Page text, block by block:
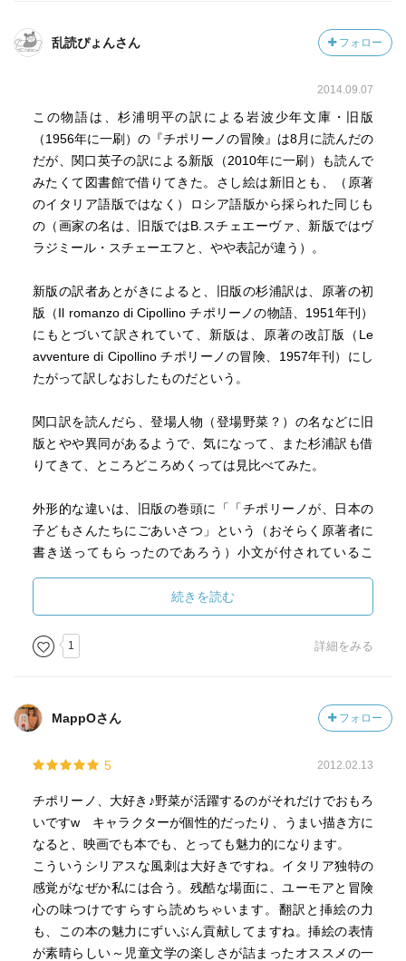
乱読ぴょんさん フォロー
2014.09.07
この物語は、杉浦明平の訳による岩波少年文庫・旧版
（1956年に一刷）の『チポリーノの冒険』は8月に読んだの
だが、関口英子の訳による新版（2010年に一刷）も読んで
みたくて図書館で借りてきた。さし絵は新旧とも、（原著
のイタリア語版ではなく）ロシア語版から採られた同じも
の（画家の名は、旧版ではB.スチェエーヴァ、新版ではヴ
ラジミール・スチェーエフと、やや表記が違う）。
新版の訳者あとがきによると、旧版の杉浦訳は、原著の初
版（Il romanzo di Cipollino チポリーノの物語、1951年刊）
にもとづいて訳されていて、新版は、原著の改訂版（Le
avventure di Cipollino チポリーノの冒険、1957年刊）にし
たがって訳しなおしたものだという。
関口訳を読んだら、登場人物（登場野菜？）の名などに旧
版とやや異同があるようで、気になって、また杉浦訳も借
りてきて、ところどころめくっては見比べてみた。
外形的な違いは、旧版の巻頭に「「チポリーノが、日本の
子どもさんたちにごあいさつ」という（おそらく原著者に
書き送ってもらったのであろう）小文が付されているこ
のが、新版ではエピローグではなく30章になっているこ
と、旧版には、「三人のうた」と「チポリーノのうた（楽
譜）」が付いていること。
ポリーノのうた」でも出てくる「ニラ山ニラ吉どん」が、
新版では「ネギモト・ネギゾーだんな」になっていること
しては、形状も風味も異なるが、イタリア語では、もしか
して同じことばで両方指すのだろうか？と思い、図書館に
あった小さい「日伊英 伊日英」の辞書を引いてみた。
それによると日→伊→英で引くと、
韮→erba cipollina →leek
葱→porro→leek
となっていた。erbaは「草」の意で、玉葱cipollaであるこ
とから推測がつくように、字義通りにいけば"草葱"のような
続きを読む
1 詳細をみる
MappOさん フォロー
5 2012.02.13
チポリーノ、大好き♪野菜が活躍するのがそれだけでおもろ
いですw キャラクターが個性的だったり、うまい描き方に
なると、映画でも本でも、とっても魅力的になります。
こういうシリアスな風刺は大好きですね。イタリア独特の
感覚がなぜか私には合う。残酷な場面に、ユーモアと冒険
心の味つけですらすら読めちゃいます。翻訳と挿絵の力
も、この本の魅力にずいぶん貢献してますね。挿絵の表情
が素晴らしい～児童文学の楽しさが詰まったオススメの一